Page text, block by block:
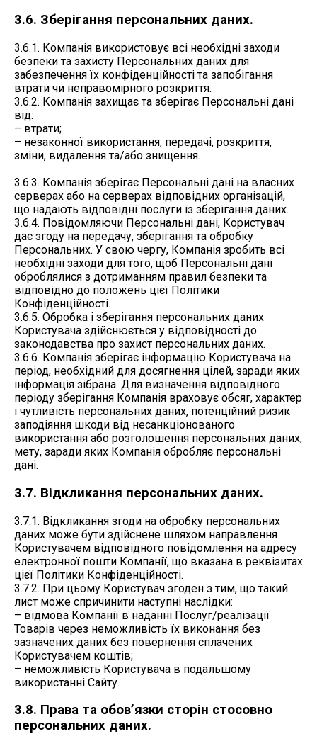
3.6. Зберігання персональних даних.
3.6.1. Компанія використовує всі необхідні заходи
безпеки та захисту Персональних даних для
забезпечення їх конфіденційності та запобігання
втрати чи неправомірного розкриття.
3.6.2. Компанія захищає та зберігає Персональні дані
від:
– втрати;
– незаконної використання, передачі, розкриття,
зміни, видалення та/або знищення.
3.6.3. Компанія зберігає Персональні дані на власних
серверах або на серверах відповідних організацій,
що надають відповідні послуги із зберігання даних.
3.6.4. Повідомляючи Персональні дані, Користувач
дає згоду на передачу, зберігання та обробку
Персональних. У свою чергу, Компанія зробить всі
необхідні заходи для того, щоб Персональні дані
оброблялися з дотриманням правил безпеки та
відповідно до положень цієї Політики
Конфіденційності.
3.6.5. Обробка і зберігання персональних даних
Користувача здійснюється у відповідності до
законодавства про захист персональних даних.
3.6.6. Компанія зберігає інформацію Користувача на
період, необхідний для досягнення цілей, заради яких
інформація зібрана. Для визначення відповідного
періоду зберігання Компанія враховує обсяг, характер
і чутливість персональних даних, потенційний ризик
заподіяння шкоди від несанкціонованого
використання або розголошення персональних даних,
мету, заради яких Компанія обробляє персональні
дані.
3.7. Відкликання персональних даних.
3.7.1. Відкликання згоди на обробку персональних
даних може бути здійснене шляхом направлення
Користувачем відповідного повідомлення на адресу
електронної пошти Компанії, що вказана в реквізитах
цієї Політики Конфіденційності.
3.7.2. При цьому Користувач згоден з тим, що такий
лист може спричинити наступні наслідки:
– відмова Компанії в наданні Послуг/реалізації
Товарів через неможливість їх виконання без
зазначених даних без повернення сплачених
Користувачем коштів;
– неможливість Користувача в подальшому
використанні Сайту.
3.8. Права та обов’язки сторін стосовно
персональних даних.